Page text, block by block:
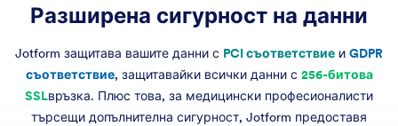
Разширена сигурност на данни
Jotform защитава вашите данни с PCI съответствие и GDPR
съответствие, защитавайки всички данни с 256-битова
SSLвръзка. Плюс това, за медицински професионалисти
търсещи допълнителна сигурност, Jotform предоставя